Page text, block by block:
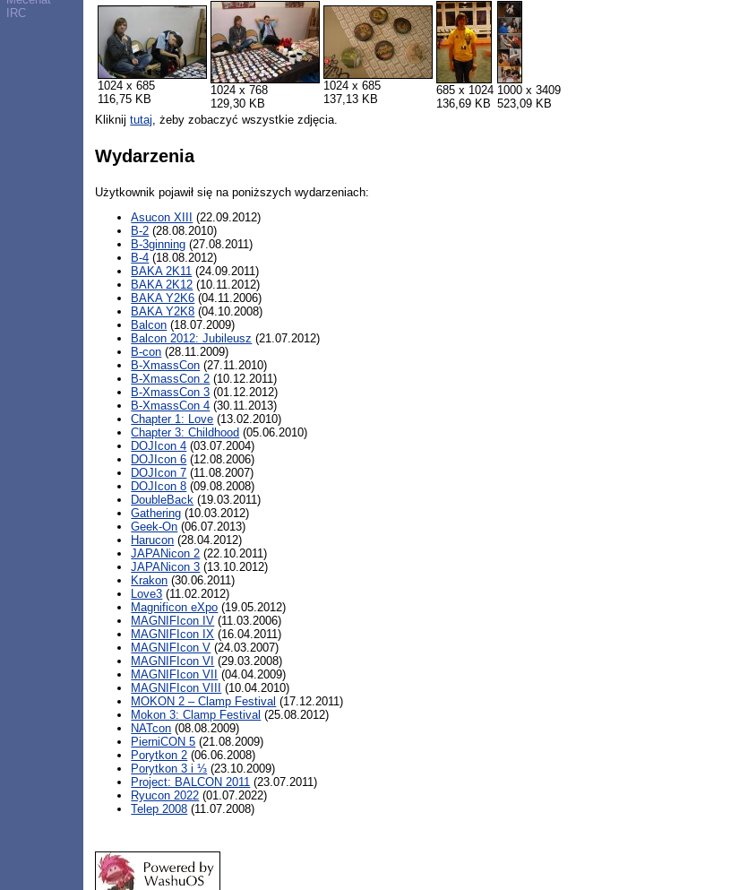
IRC
1024 x 685
116,75 KB
1024 x 768
129,30 KB
1024 x 685
137,13 KB
685 x 1024
136,69 KB
1000 x 3409
523,09 KB
Kliknijtutaj, żeby zobaczyć wszystkie zdjęcia.
Wydarzenia
Użytkownik pojawił się na poniższych wydarzeniach:
Asucon XIII
(22.09.2012)
B-2 (28.08.2010)
B-3ginning (27.08.2011)
B-4 (18.08.2012)
BAKA 2K11 (24.09.2011)
BAKA 2K12 (10.11.2012)
BAKA Y2K6 (04.11.2006)
BAKA Y2K8 (04.10.2008)
Balcon (18.07.2009)
Balcon 2012: Jubileusz (21.07.2012)
B-con (28.11.2009)
B-XmassCon (27.11.2010)
B-XmassCon 2 (10.12.2011)
B-XmassCon 3 (01.12.2012)
B-XmassCon 4 (30.11.2013)
Chapter 1: Love (13.02.2010)
Chapter 3: Childhood (05.06.2010)
DOJIcon 4 (03.07.2004)
DOJIcon 6 (12.08.2006)
DOJIcon 7 (11.08.2007)
DOJIcon 8 (09.08.2008)
DoubleBack (19.03.2011)
Gathering (10.03.2012)
Geek-On (06.07.2013)
Harucon (28.04.2012)
JAPANicon 2 (22.10.2011)
JAPANicon 3 (13.10.2012)
Krakon (30.06.2011)
Love3 (11.02.2012)
Magnificon eXpo (19.05.2012)
MAGNIFIcon IV (11.03.2006)
MAGNIFIcon IX (16.04.2011)
MAGNIFIcon V (24.03.2007)
MAGNIFIcon VI (29.03.2008)
MAGNIFIcon VII
(04.04.2009)
MAGNIFIcon VIII
(10.04.2010)
MOKON 2 – Clamp Festival (17.12.2011)
Mokon 3: Clamp Festival (25.08.2012)
NATcon (08.08.2009)
PierniCON 5 (21.08.2009)
Porytkon 2 (06.06.2008)
Porytkon 3 i ⅓ (23.10.2009)
Project: BALCON 2011 (23.07.2011)
Ryucon 2022 (01.07.2022)
Telep 2008 (11.07.2008)